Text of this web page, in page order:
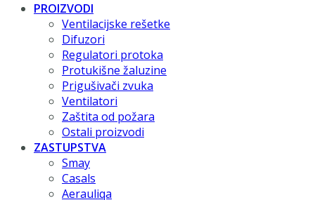
PROIZVODI
Ventilacijske rešetke
Difuzori
Regulatori protoka
Protukišne žaluzine
Prigušivači zvuka
Ventilatori
Zaštita od požara
Ostali proizvodi
ZASTUPSTVA
Smay
Casals
Aerauliqa